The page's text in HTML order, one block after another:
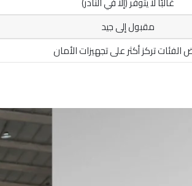
مقبول إلى جيد
الفئات تركز أكثر على تجهيزات الأمان